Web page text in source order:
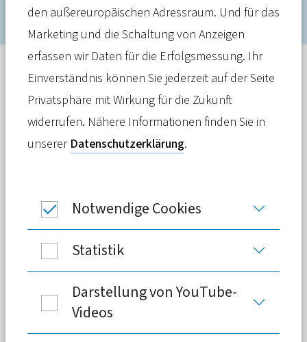
Stellungnahme 11. November 2024
Der PKV-Verband begrüßt, dass auf die
Regelungen zur Errichtung von
Gesundheitskiosken verzichtet wurde.
Abrechnungsbetrug, Untreue und
Korruption im Gesundheitswesen
fordern wir eine stärkere Mitwirkung
und die gleichberechtigte Einbindung
in den Datenaustausch.
den außereuropäischen Adressraum. Und für das
Marketing und die Schaltung von Anzeigen
erfassen wir Daten für die Erfolgsmessung. Ihr
Einverständnis können Sie jederzeit auf der Seite
Privatsphäre mit Wirkung für die Zukunft
widerrufen. Nähere Informationen finden Sie in
unserer Datenschutzerklärung.
Notwendige Cookies
Statistik
Darstellung von YouTube-
Videos